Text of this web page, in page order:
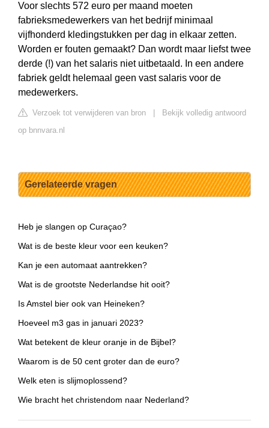
Voor slechts 572 euro per maand moeten
fabrieksmedewerkers van het bedrijf minimaal
vijfhonderd kledingstukken per dag in elkaar zetten.
Worden er fouten gemaakt? Dan wordt maar liefst twee
derde (!) van het salaris niet uitbetaald. In een andere
fabriek geldt helemaal geen vast salaris voor de
medewerkers.
Verzoek tot verwijderen van bron
Bekijk volledig antwoord
op bnnvara.nl
Gerelateerde vragen
Heb je slangen op Curaçao?
Wat is de beste kleur voor een keuken?
Kan je een automaat aantrekken?
Wat is de grootste Nederlandse hit ooit?
Is Amstel bier ook van Heineken?
Hoeveel m3 gas in januari 2023?
Wat betekent de kleur oranje in de Bijbel?
Waarom is de 50 cent groter dan de euro?
Welk eten is slijmoplossend?
Wie bracht het christendom naar Nederland?